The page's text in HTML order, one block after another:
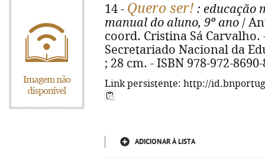
14 - Quero ser! : educação
manual do aluno, 9º ano /
coord. Cristina Sá Carvalho.
Secretariado Nacional da
; 28 cm. - ISBN 978-972-
Link persistente: http://
ADICIONAR À LISTA